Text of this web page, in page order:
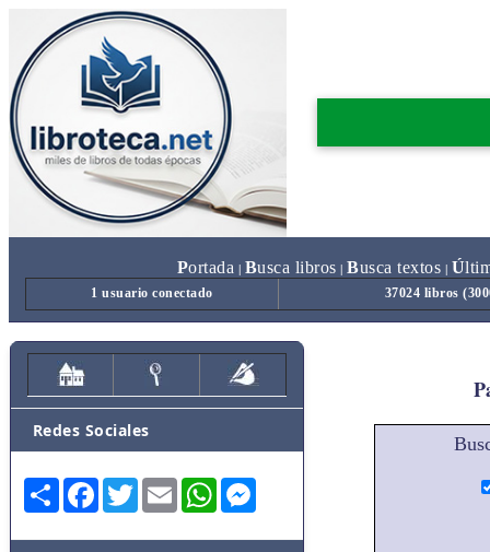
Portada Busca libros Busca textos Ú
1 usuario conectado 37024 libros
Redes Sociales
Share FacebookTwitterEmail WhatsApp